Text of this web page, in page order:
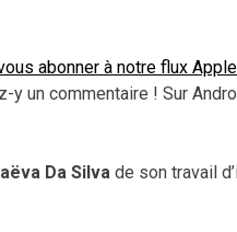
abonner à notre flux
un commentaire ! Sur
Da Silva de son travail